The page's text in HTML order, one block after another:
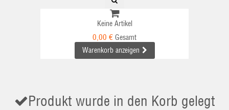
Keine Artikel
0,00 € Gesamt
Warenkorb anzeigen
Produkt wurde in den Korb gelegt